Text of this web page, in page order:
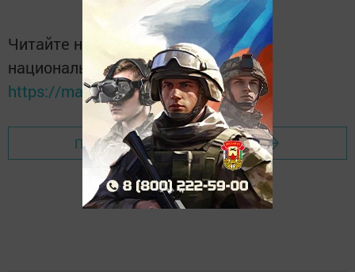
Читайте новости Татарстана в
национальном мессенджере MАХ:
https://max.ru/tatmedia
Перейти на страницу новости